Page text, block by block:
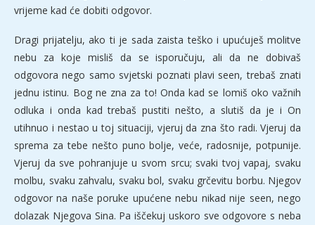
vrijeme kad će dobiti odgovor.
Dragi prijatelju, ako ti je sada zaista teško i upućuješ molitve
nebu za koje misliš da se isporučuju, ali da ne dobivaš
odgovora nego samo svjetski poznati plavi seen, trebaš znati
jednu istinu. Bog ne zna za to! Onda kad se lomiš oko važnih
odluka i onda kad trebaš pustiti nešto, a slutiš da je i On
utihnuo i nestao u toj situaciji, vjeruj da zna što radi. Vjeruj da
sprema za tebe nešto puno bolje, veće, radosnije, potpunije.
Vjeruj da sve pohranjuje u svom srcu; svaki tvoj vapaj, svaku
molbu, svaku zahvalu, svaku bol, svaku grčevitu borbu. Njegov
odgovor na naše poruke upućene nebu nikad nije seen, nego
dolazak Njegova Sina. Pa iščekuj uskoro sve odgovore s neba